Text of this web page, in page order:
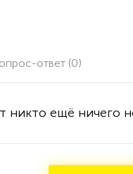
ответ (0)
ещё ничего